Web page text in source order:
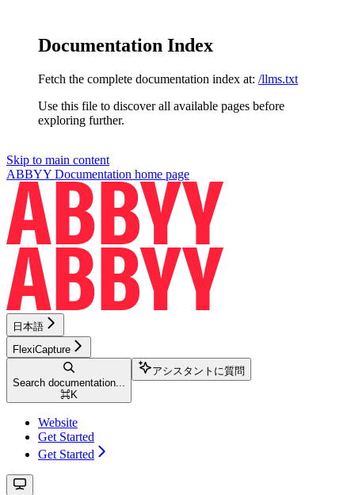
Documentation Index
Fetch the complete documentation index at: /llms.txt
Use this file to discover all available pages before
exploring further.
Skip to main content
ABBYY Documentation home page
日本語
FlexiCapture
Search documentation...
⌘K
アシスタントに質問
Website
Get Started
Get Started